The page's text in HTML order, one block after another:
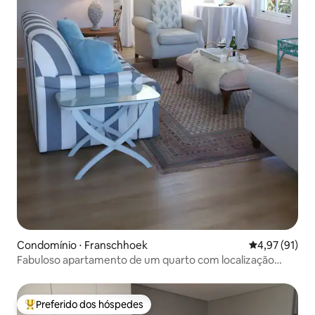
Condomínio ⋅ Franschhoek 4,97 de uma
4,97 (91)
Fabuloso apartamento de um quarto com localização
Entre os melhores preferidos dos hóspedes
Preferido dos hóspedes